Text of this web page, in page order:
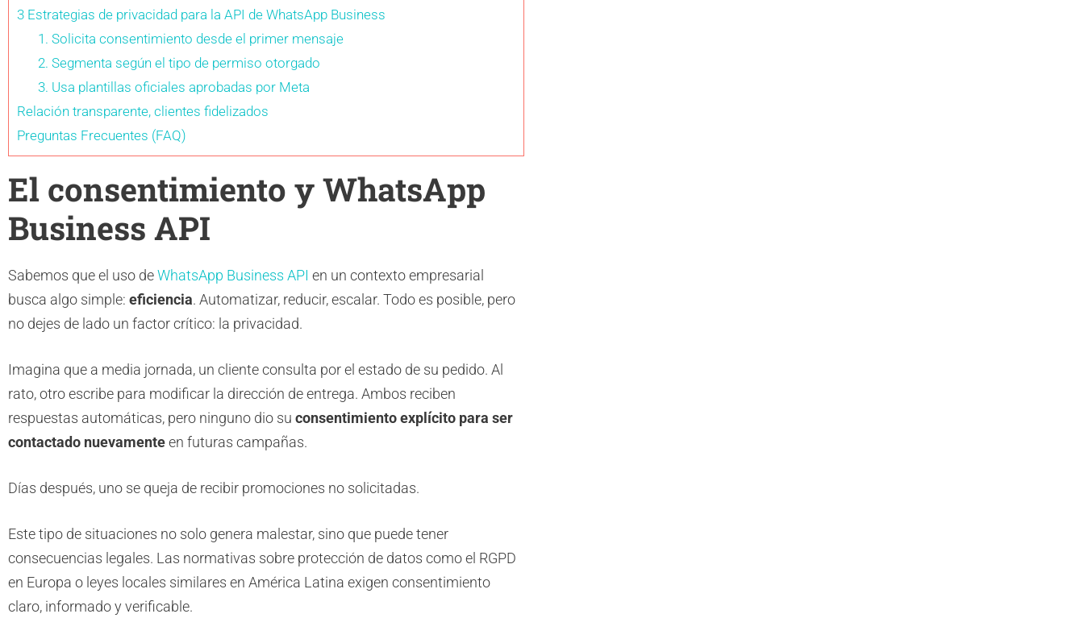
3 Estrategias de privacidad para la API de WhatsApp Business
1. Solicita consentimiento desde el primer mensaje
2. Segmenta según el tipo de permiso otorgado
3. Usa plantillas oficiales aprobadas por Meta
Relación transparente, clientes fidelizados
Preguntas Frecuentes (FAQ)
El consentimiento y WhatsApp
Business API
Sabemos que el uso deWhatsApp Business API en un contexto empresarial
busca algo simple: eficiencia. Automatizar, reducir, escalar. Todo es posible, pero
no dejes de lado un factor crítico: la privacidad.
Imagina que a media jornada, un cliente consulta por el estado de su pedido. Al
rato, otro escribe para modificar la dirección de entrega. Ambos reciben
respuestas automáticas, pero ninguno dio su consentimiento explícito para ser
contactado nuevamenteen futuras campañas.
Días después, uno se queja de recibir promociones no solicitadas.
Este tipo de situaciones no solo genera malestar, sino que puede tener
consecuencias legales. Las normativas sobre protección de datos como el RGPD
en Europa o leyes locales similares en América Latina exigen consentimiento
claro, informado y verificable.